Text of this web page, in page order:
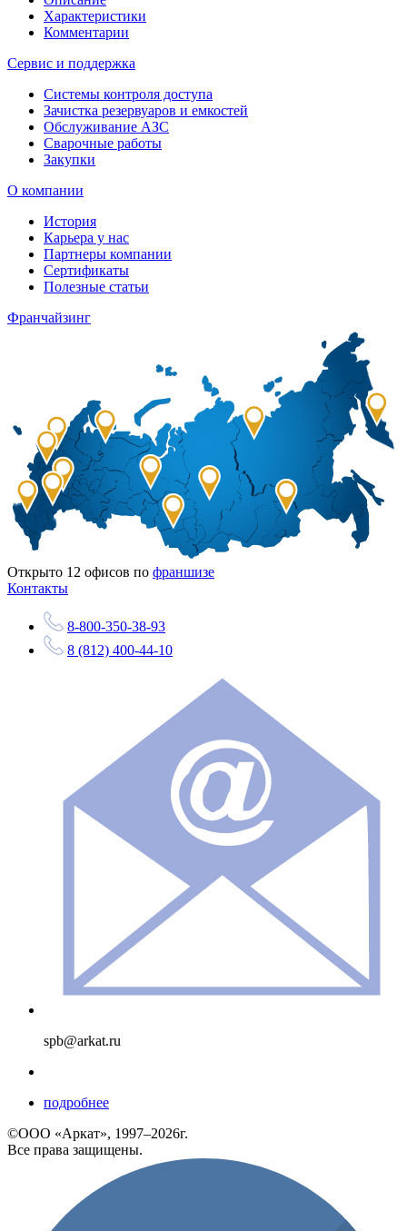
Характеристики
Комментарии
Сервис и поддержка
Системы контроля доступа
Зачистка резервуаров и емкостей
Обслуживание АЗС
Сварочные работы
Закупки
О компании
История
Карьера у нас
Партнеры компании
Сертификаты
Полезные статьи
Франчайзинг
Открыто 12 офисов по франшизе
Контакты
8-800-350-38-93
8 (812) 400-44-10
spb@arkat.ru
подробнее
©ООО «Аркат», 1997–2026г.
Все права защищены.